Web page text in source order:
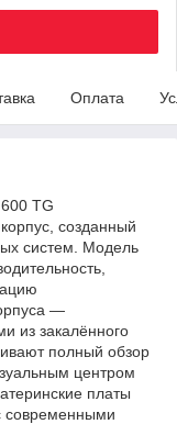
Оплата
TG
созданный
систем. Модель
—
из закалённого
полный обзор
центром
платы
современными